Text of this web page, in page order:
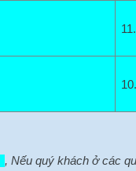
, Nếu quý khách ở các